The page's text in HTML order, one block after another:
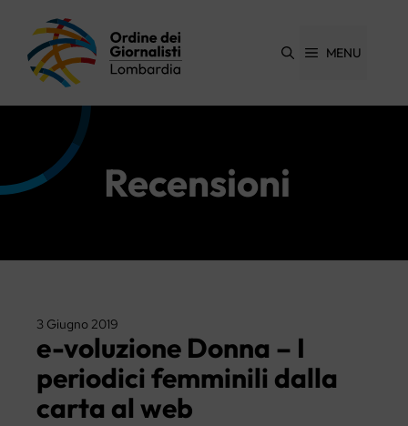
contenuto
MENU
Recensioni
3 Giugno 2019
e-voluzione Donna – I
periodici femminili dalla
carta al web